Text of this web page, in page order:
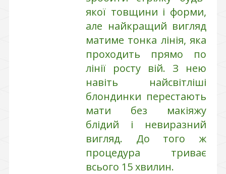
якої товщини і форми,
але найкращий вигляд
матиме тонка лінія, яка
проходить прямо по
лінії росту вій. З нею
навіть найсвітліші
блондинки перестають
мати без макіяжу
блідий і невиразний
вигляд. До того ж
процедура триває
всього 15 хвилин.